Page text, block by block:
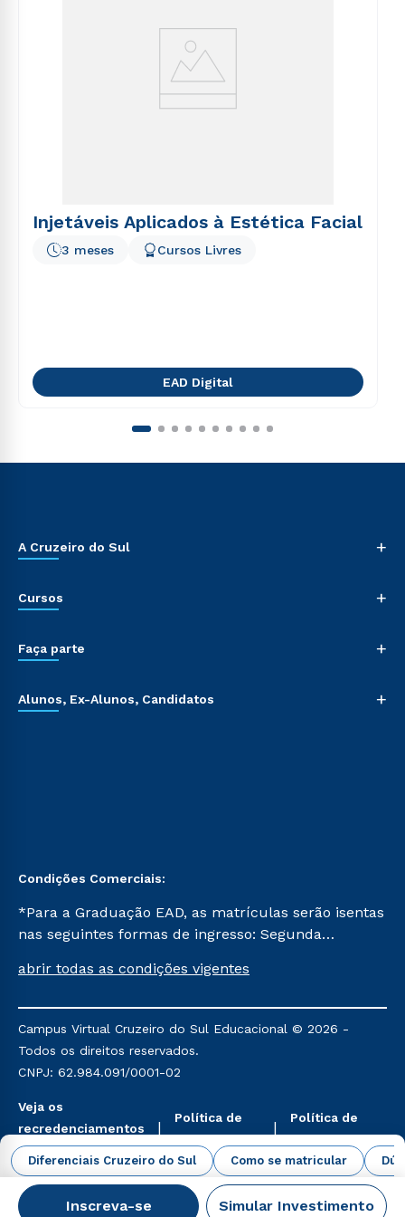
Diferenciais Cruzeiro do Sul Como se matricular
Inscreva-se Simular Investimento
Injetáveis Aplicados à Estética Facial
3 meses Cursos Livres
EAD Digital
A Cruzeiro do Sul +
Cursos +
Faça parte +
Alunos, Ex-Alunos, Candidatos +
Condições Comerciais:
*Para a Graduação EAD, as matrículas serão isentas
nas seguintes formas de ingresso: Segunda
Já para as demais, a taxa de matrícula será de R$
mencionadas são referentes aos cursos: Ensino
Religioso, Geografia para a Docência e Metodologia
do Ensino de História: Questões Atuais.
abrir todas as condições vigentes
Campus Virtual Cruzeiro do Sul Educacional © 2026 -
Todos os direitos reservados.
CNPJ: 62.984.091/0001-02
Veja os
recredenciamentos
aqui
Política de
Privacidade
Política de
Cookies